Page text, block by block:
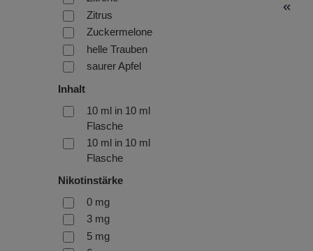
Zitrus
Zuckermelone
helle Trauben
saurer Apfel
Inhalt
10 ml in 10 ml
Flasche
10 ml in 10 ml
Flasche
Nikotinstärke
0 mg
3 mg
5 mg